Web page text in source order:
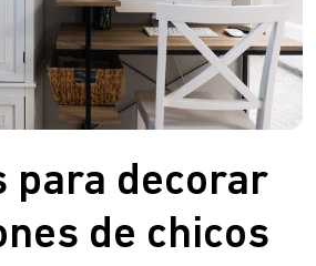
para decorar
de chicos